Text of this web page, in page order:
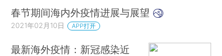
春节期间海内外疫情进展与展望
2021年02月10日 APP打开
最新海外疫情：新冠感染近